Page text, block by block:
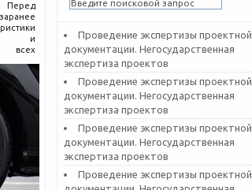
Перед
и
всех
Проведение экспертизы проектной
документации. Негосударственная
экспертиза проектов
Проведение экспертизы проектной
документации. Негосударственная
экспертиза проектов
Проведение экспертизы проектной
документации. Негосударственная
экспертиза проектов
Проведение экспертизы проектной